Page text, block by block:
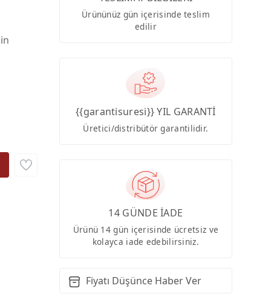
Ürününüz gün içerisinde teslim
edilir
{{garantisuresi}} YIL GARANTİ
Üretici/distribütör garantilidir.
14 GÜNDE İADE
Ürünü 14 gün içerisinde ücretsiz ve
kolayca iade edebilirsiniz.
Fiyatı Düşünce Haber Ver